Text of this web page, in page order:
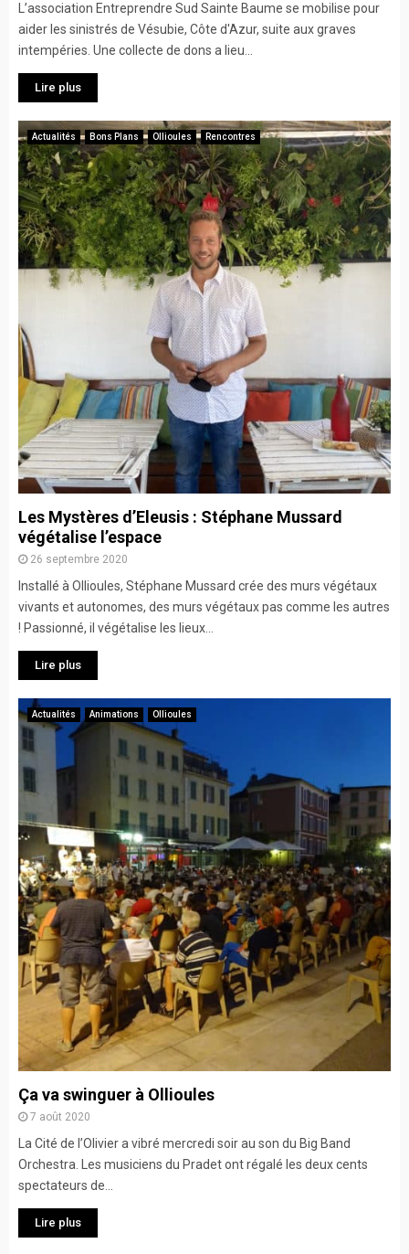
L’association Entreprendre Sud Sainte Baume se mobilise pour
aider les sinistrés de Vésubie, Côte d'Azur, suite aux graves
intempéries. Une collecte de dons a lieu...
Lire plus
Actualités Bons Plans Ollioules Rencontres
Les Mystères d’Eleusis : Stéphane Mussard
végétalise l’espace
26 septembre 2020
Installé à Ollioules, Stéphane Mussard crée des murs végétaux
vivants et autonomes, des murs végétaux pas comme les autres
! Passionné, il végétalise les lieux...
Lire plus
Actualités Animations Ollioules
Ça va swinguer à Ollioules
7 août 2020
La Cité de l’Olivier a vibré mercredi soir au son du Big Band
Orchestra. Les musiciens du Pradet ont régalé les deux cents
spectateurs de...
Lire plus